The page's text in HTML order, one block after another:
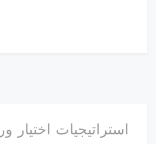
استراتيجيات اختيار